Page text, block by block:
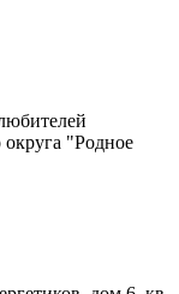
округа "Родное